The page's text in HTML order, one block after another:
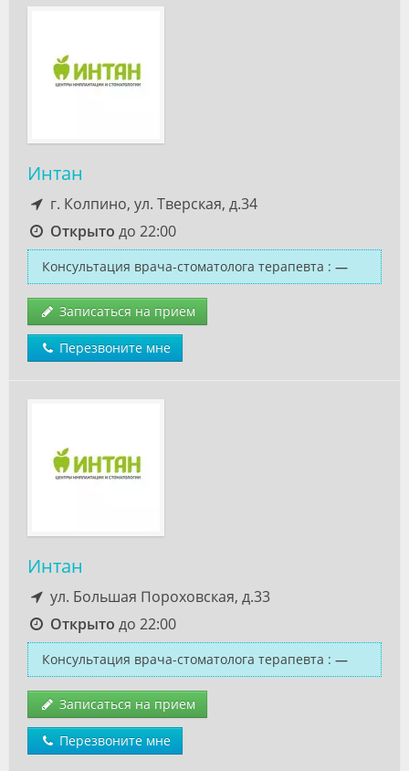
Интан
г. Колпино, ул. Тверская, д.34
Открыто до 22:00
Консультация врача-стоматолога терапевта : —
Записаться на прием
Перезвоните мне
Интан
ул. Большая Пороховская, д.33
Открыто до 22:00
Консультация врача-стоматолога терапевта : —
Записаться на прием
Перезвоните мне